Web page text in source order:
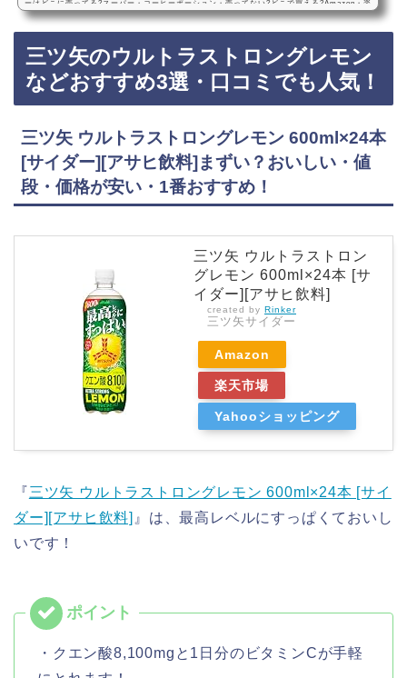
ーはどこに売ってる?スーパー・コーヒーポーション・売ってない?どこで買える?Amazon・楽
天・販売店ドトールのポーションコーヒーは、一部のスーパーに売っています！最近は売って
ない店も多いので、Amazonや楽天でもドトールのポーションコーヒーがお得に買えておすす
めです！ドトールのポーションコーヒーなどおすすめ4選・口コミでも人気！トールコーヒー
コーヒーポーション甘さ控えめ 40個・まずい?おいしい?値段・価格が安い・1番おすすめ…
三ツ矢のウルトラストロングレモン
などおすすめ3選・口コミでも人気！
三ツ矢 ウルトラストロングレモン 600ml×24本
[サイダー][アサヒ飲料]まずい？おいしい・値
段・価格が安い・1番おすすめ！
三ツ矢 ウルトラストロン
グレモン 600ml×24本 [サ
イダー][アサヒ飲料]
created by Rinker
三ツ矢サイダー
Amazon
楽天市場
Yahooショッピング
『三ツ矢 ウルトラストロングレモン 600ml×24本 [サイ
ダー][アサヒ飲料] 』は、最高レベルにすっぱくておいし
いです！
・クエン酸8,100mgと1日分のビタミンCが手軽